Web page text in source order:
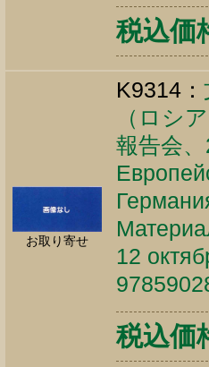
税込価
お取り寄せ
K9314：
（ロシ
報告会
12
税込価